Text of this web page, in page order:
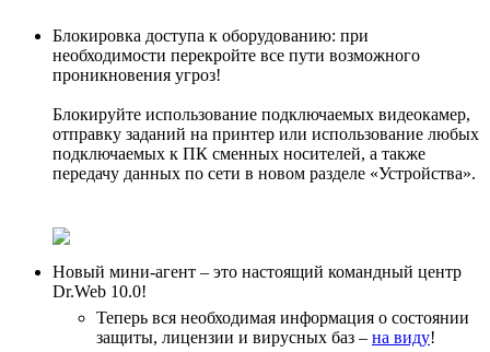
Блокировка доступа к оборудованию: при
необходимости перекройте все пути возможного
проникновения угроз!
Блокируйте использование подключаемых видеокамер,
отправку заданий на принтер или использование любых
подключаемых к ПК сменных носителей, а также
передачу данных по сети в новом разделе «Устройства».
Новый мини-агент – это настоящий командный центр
Dr.Web 10.0!
Теперь вся необходимая информация о состоянии
защиты, лицензии и вирусных баз – на виду!